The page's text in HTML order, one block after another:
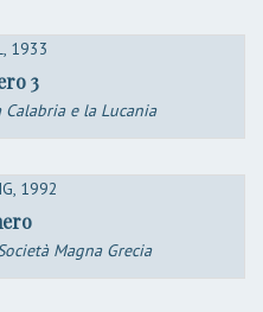
3
e la Lucania
Magna Grecia